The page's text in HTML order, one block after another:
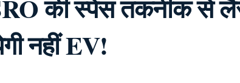
की स्पेस तकनीक से
नहीं EV!